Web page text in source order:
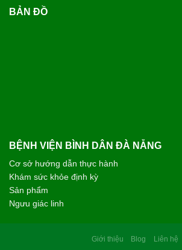
BẢN ĐỒ
BỆNH VIỆN BÌNH DÂN ĐÀ NẴNG
Cơ sở hướng dẫn thực hành
Khám sức khỏe định kỳ
Sản phẩm
Ngưu giác linh
Giới thiệu Blog Liên hệ